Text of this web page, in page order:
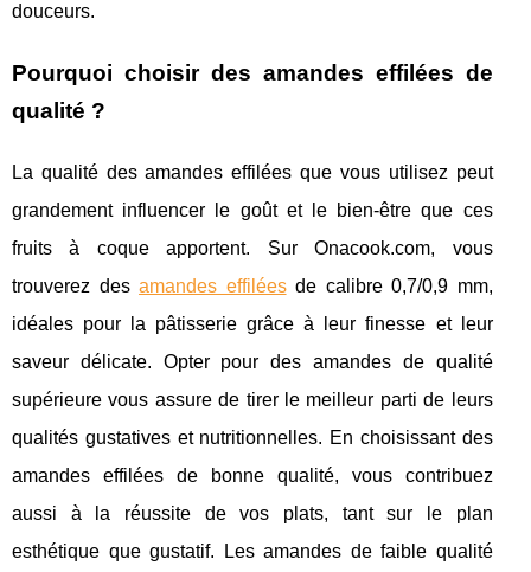
douceurs.
Pourquoi choisir des amandes effilées de
qualité ?
La qualité des amandes effilées que vous utilisez peut
grandement influencer le goût et le bien-être que ces
fruits à coque apportent. Sur Onacook.com, vous
trouverez desamandes effiléesde calibre 0,7/0,9 mm,
idéales pour la pâtisserie grâce à leur finesse et leur
saveur délicate. Opter pour des amandes de qualité
supérieure vous assure de tirer le meilleur parti de leurs
qualités gustatives et nutritionnelles. En choisissant des
amandes effilées de bonne qualité, vous contribuez
aussi à la réussite de vos plats, tant sur le plan
esthétique que gustatif. Les amandes de faible qualité